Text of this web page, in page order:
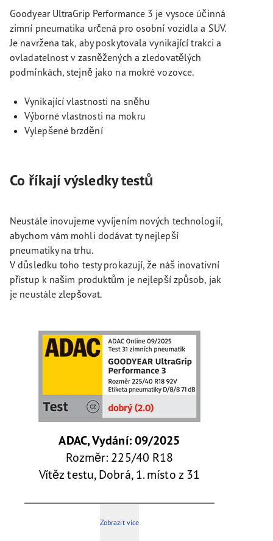
Goodyear UltraGrip Performance 3 je vysoce účinná
zimní pneumatika určená pro osobní vozidla a SUV.
Je navržena tak, aby poskytovala vynikající trakci a
ovladatelnost v zasněžených a zledovatělých
podmínkách, stejně jako na mokré vozovce.
Vynikající vlastnosti na sněhu
Výborné vlastnosti na mokru
Vylepšené brzdění
Co říkají výsledky testů
Neustále inovujeme vyvíjením nových technologií,
abychom vám mohli dodávat ty nejlepší
pneumatiky na trhu.
V důsledku toho testy prokazují, že náš inovativní
přístup k našim produktům je nejlepší způsob, jak
je neustále zlepšovat.
ADAC, Vydání: 09/2025
Rozměr: 225/40 R18
Vítěz testu, Dobrá, 1. místo z 31
Zobrazit více